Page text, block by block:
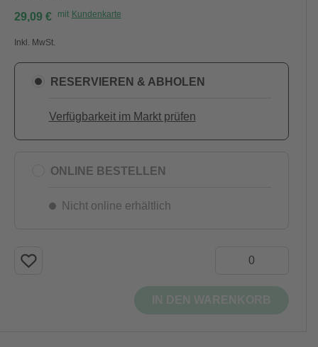
29,09 € mit Kundenkarte
Inkl. MwSt.
RESERVIEREN & ABHOLEN
Verfügbarkeit im Markt prüfen
ONLINE BESTELLEN
Nicht online erhältlich